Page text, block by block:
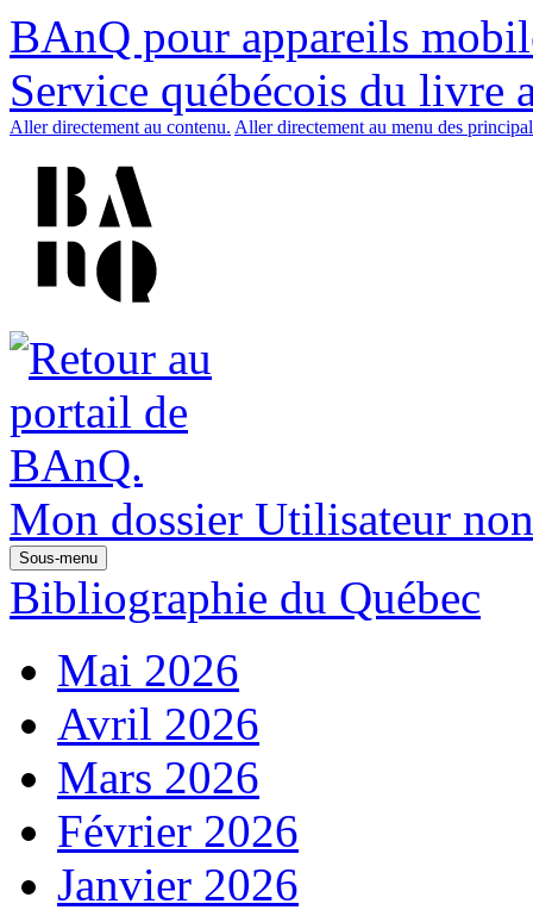
BAnQ pour appareils
Service québécois du livre
Aller directement au contenu. Aller directement au menu des
Mon dossier Utilisateur
Sous-menu
Bibliographie du Québec
Mai 2026
Avril 2026
Mars 2026
Février 2026
Janvier 2026